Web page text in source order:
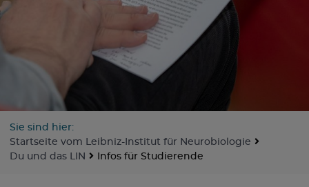
Sie sind hier:
Startseite vom Leibniz-Institut für Neurobiologie
Du und das LIN
Infos für Studierende